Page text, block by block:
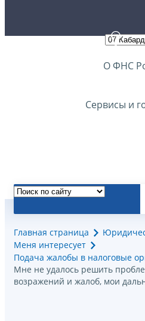
О ФНС
Сервисы и
Главная страница
Меня интересует
Подача жалобы в налоговые
Мне не удалось решить
возражений и жалоб, мои